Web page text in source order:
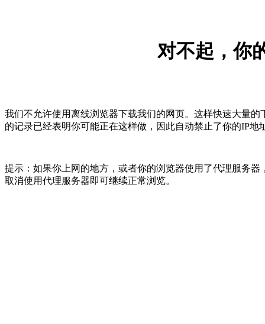
对不起，你
我们不允许使用离线浏览器下载我们的网页。这样快速大量
的记录已经表明你可能正在这样做，因此自动禁止了你的IP
提示：如果你上网的地方，或者你的浏览器使用了代理服务
取消使用代理服务器即可继续正常浏览。